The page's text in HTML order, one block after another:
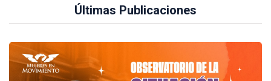
Últimas Publicaciones